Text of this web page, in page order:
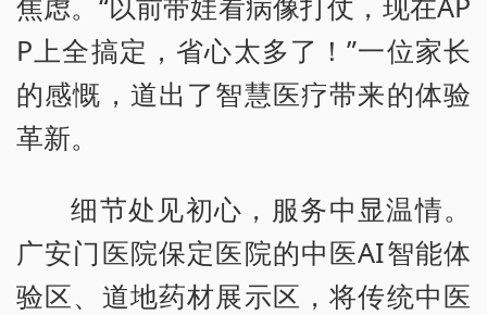
P上全搞定，省心太多了！”一位家长
的感慨，道出了智慧医疗带来的体验
革新。
细节处见初心，服务中显温情。
广安门医院保定医院的中医AI智能体
验区、道地药材展示区，将传统中医